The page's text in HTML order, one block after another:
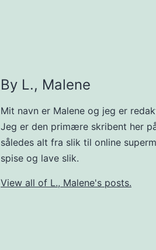
By L., Malene
Mit navn er Malene og jeg er
Jeg er den primære skribent her
således alt fra slik til online
spise og lave slik.
View all of L., Malene's posts.